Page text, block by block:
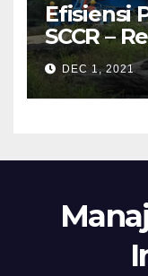
Efisiensi
SCCR –
Engine
DEC 1, 2021